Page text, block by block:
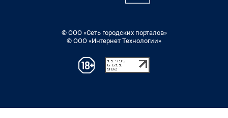
© ООО «Сеть городских порталов»
© ООО «Интернет Технологии»